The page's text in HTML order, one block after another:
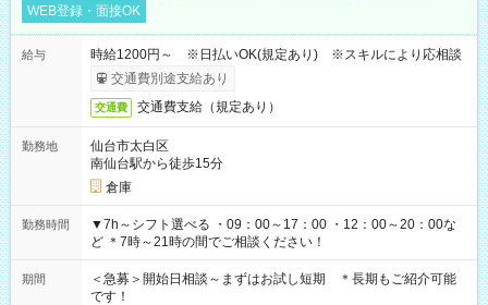
WEB登録・面接OK
給与
時給1200円～ ※日払いOK(規定あり) ※スキルにより応相談
交通費別途支給あり
交通費 交通費支給（規定あり）
勤務地
仙台市太白区
南仙台駅から徒歩15分
倉庫
勤務時間
▼7h～シフト選べる ・09：00～17：00 ・12：00～20：00な
ど ＊7時～21時の間でご相談ください！
期間
＜急募＞開始日相談～まずはお試し短期 ＊長期もご紹介可能
です！